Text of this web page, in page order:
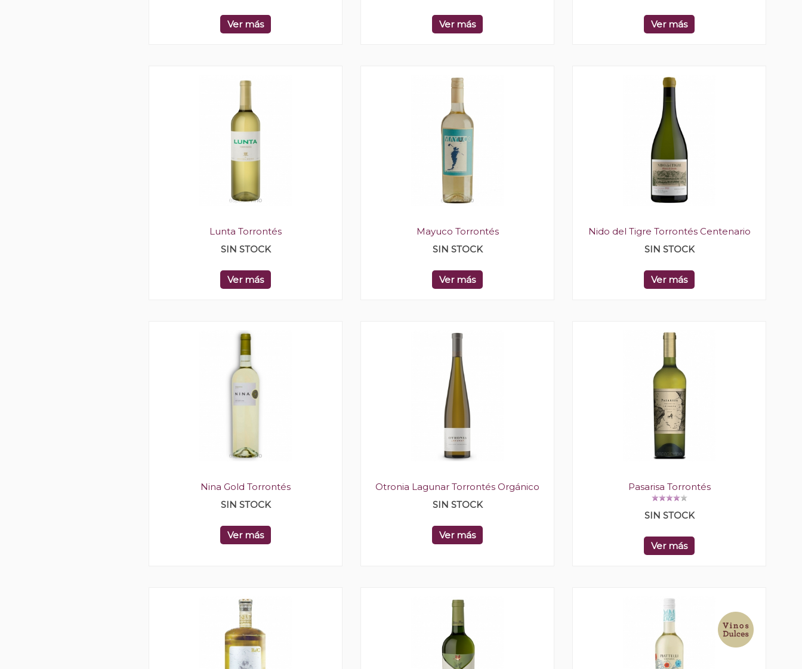
Ver más Ver más Ver más
Lunta Torrontés
SIN STOCK
Ver más
Mayuco Torrontés
SIN STOCK
Ver más
Nido del Tigre Torrontés Centenario
SIN STOCK
Ver más
Nina Gold Torrontés
SIN STOCK
Ver más
Otronia Lagunar Torrontés Orgánico
SIN STOCK
Ver más
Pasarisa Torrontés
SIN STOCK
Ver más